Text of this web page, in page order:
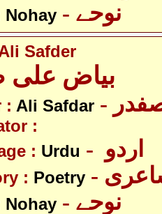
Nohay
Safder
: Ali Safdar
:
: Urdu
: Poetry
Nohay